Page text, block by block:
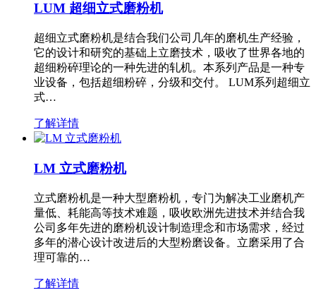
LUM 超细立式磨粉机
超细立式磨粉机是结合我们公司几年的磨机生产经验，
它的设计和研究的基础上立磨技术，吸收了世界各地的
超细粉碎理论的一种先进的轧机。本系列产品是一种专
业设备，包括超细粉碎，分级和交付。 LUM系列超细立
式…
了解详情
LM 立式磨粉机
立式磨粉机是一种大型磨粉机，专门为解决工业磨机产
量低、耗能高等技术难题，吸收欧洲先进技术并结合我
公司多年先进的磨粉机设计制造理念和市场需求，经过
多年的潜心设计改进后的大型粉磨设备。立磨采用了合
理可靠的…
了解详情